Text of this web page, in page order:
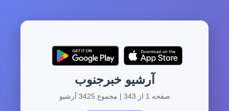
آرشیو خبرجنوب
صفحه 1 از 343 | مجموع 3425 آرشیو